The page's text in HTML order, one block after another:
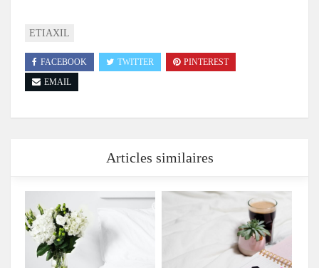
ETIAXIL
FACEBOOK TWITTER
PINTEREST
EMAIL
Articles similaires